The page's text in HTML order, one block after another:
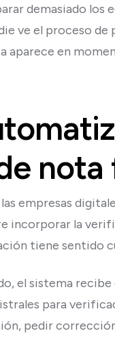
demasiado los
ve el proceso de
aparece en
nota
empresas
incorporar la
tiene sentido
el sistema
para
pedir